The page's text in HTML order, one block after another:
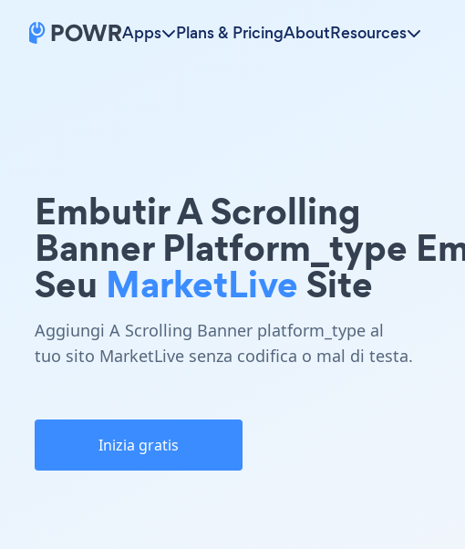
Apps Plans & PricingAboutResources
Embutir A Scrolling
Banner Platform_type
Seu MarketLiveSite
Aggiungi A Scrolling Banner platform_type al
tuo sito MarketLive senza codifica o mal di testa.
Inizia gratis